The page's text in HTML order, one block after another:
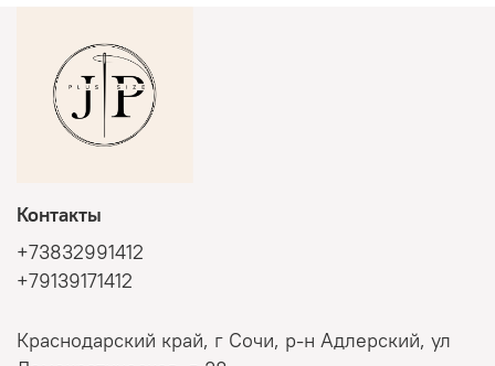
Контакты
+73832991412
+79139171412
Краснодарский край, г Сочи, р-н Адлерский, ул